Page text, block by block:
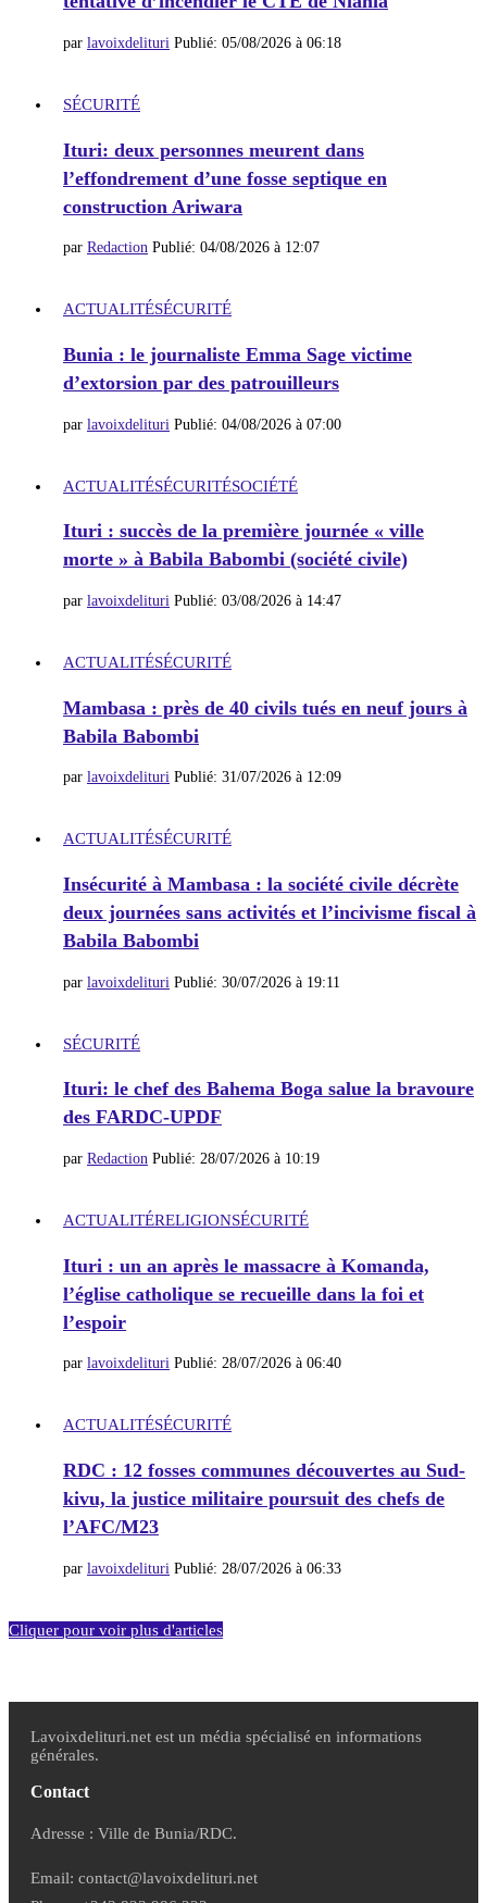
par lavoixdelituri Publié: 05/08/2026 à 06:18
SÉCURITÉ
Ituri: deux personnes meurent dans
l’effondrement d’une fosse septique en
construction Ariwara
par Redaction Publié: 04/08/2026 à 12:07
ACTUALITÉSÉCURITÉ
Bunia : le journaliste Emma Sage victime
d’extorsion par des patrouilleurs
par lavoixdelituri Publié: 04/08/2026 à 07:00
ACTUALITÉSÉCURITÉSOCIÉTÉ
Ituri : succès de la première journée « ville
morte » à Babila Babombi (société civile)
par lavoixdelituri Publié: 03/08/2026 à 14:47
ACTUALITÉSÉCURITÉ
Mambasa : près de 40 civils tués en neuf jours à
Babila Babombi
par lavoixdelituri Publié: 31/07/2026 à 12:09
ACTUALITÉSÉCURITÉ
Insécurité à Mambasa : la société civile décrète
deux journées sans activités et l’incivisme fiscal à
Babila Babombi
par lavoixdelituri Publié: 30/07/2026 à 19:11
SÉCURITÉ
Ituri: le chef des Bahema Boga salue la bravoure
des FARDC-UPDF
par Redaction Publié: 28/07/2026 à 10:19
ACTUALITÉRELIGIONSÉCURITÉ
Ituri : un an après le massacre à Komanda,
l’église catholique se recueille dans la foi et
l’espoir
par lavoixdelituri Publié: 28/07/2026 à 06:40
ACTUALITÉSÉCURITÉ
RDC : 12 fosses communes découvertes au Sud-
kivu, la justice militaire poursuit des chefs de
l’AFC/M23
par lavoixdelituri Publié: 28/07/2026 à 06:33
Cliquer pour voir plus d'articles
Lavoixdelituri.net est un média spécialisé en informations
générales.
Contact
Adresse : Ville de Bunia/RDC.
Email: contact@lavoixdelituri.net